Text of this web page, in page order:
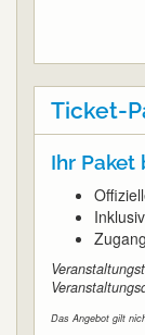
Ticket-
Ihr Paket
Das Angebot gilt